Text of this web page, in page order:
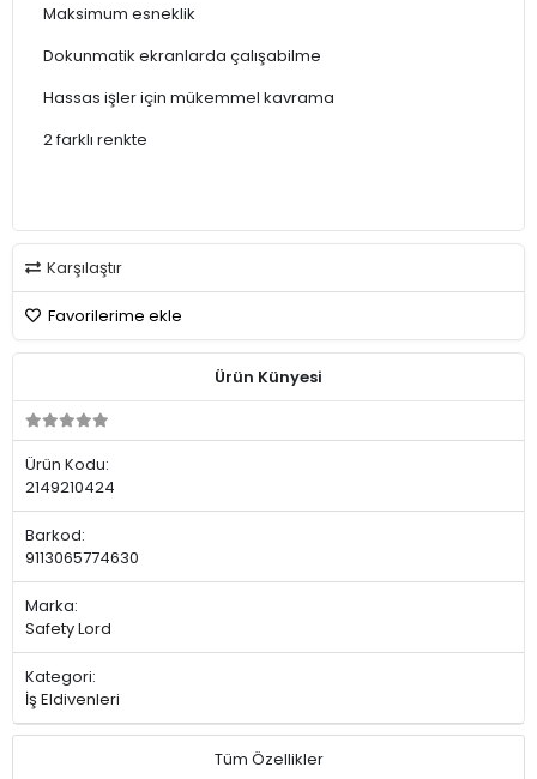
Maksimum esneklik
Dokunmatik ekranlarda çalışabilme
Hassas işler için mükemmel kavrama
2 farklı renkte
Karşılaştır
Favorilerime ekle
Ürün Künyesi
Ürün Kodu:
2149210424
Barkod:
9113065774630
Marka:
Safety Lord
Kategori:
İş Eldivenleri
Tüm Özellikler